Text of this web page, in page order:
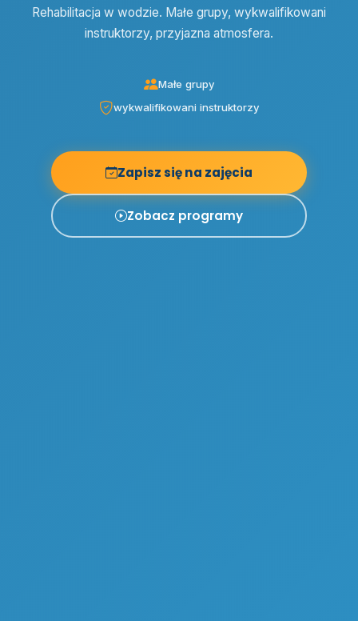
Rehabilitacja w wodzie. Małe grupy, wykwalifikowani
instruktorzy, przyjazna atmosfera.
Małe grupy
wykwalifikowani instruktorzy
Zapisz się na zajęcia
Zobacz programy